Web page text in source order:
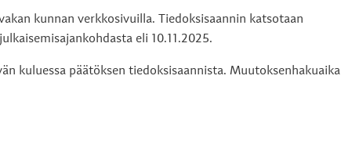
kunnan verkkosivuilla. Tiedoksisaannin katsotaan
eli 10.11.2025.
kuluessa päätöksen tiedoksisaannista. Muutoksenhakuaika